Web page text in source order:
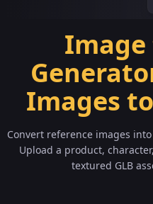
Image
Images
Convert reference images
Upload a product,
textured GLB